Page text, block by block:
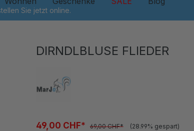
DIRNDLBLUSE FLIEDER
49,00 CHF* 69,00 CHF*
(28.99% gespart)